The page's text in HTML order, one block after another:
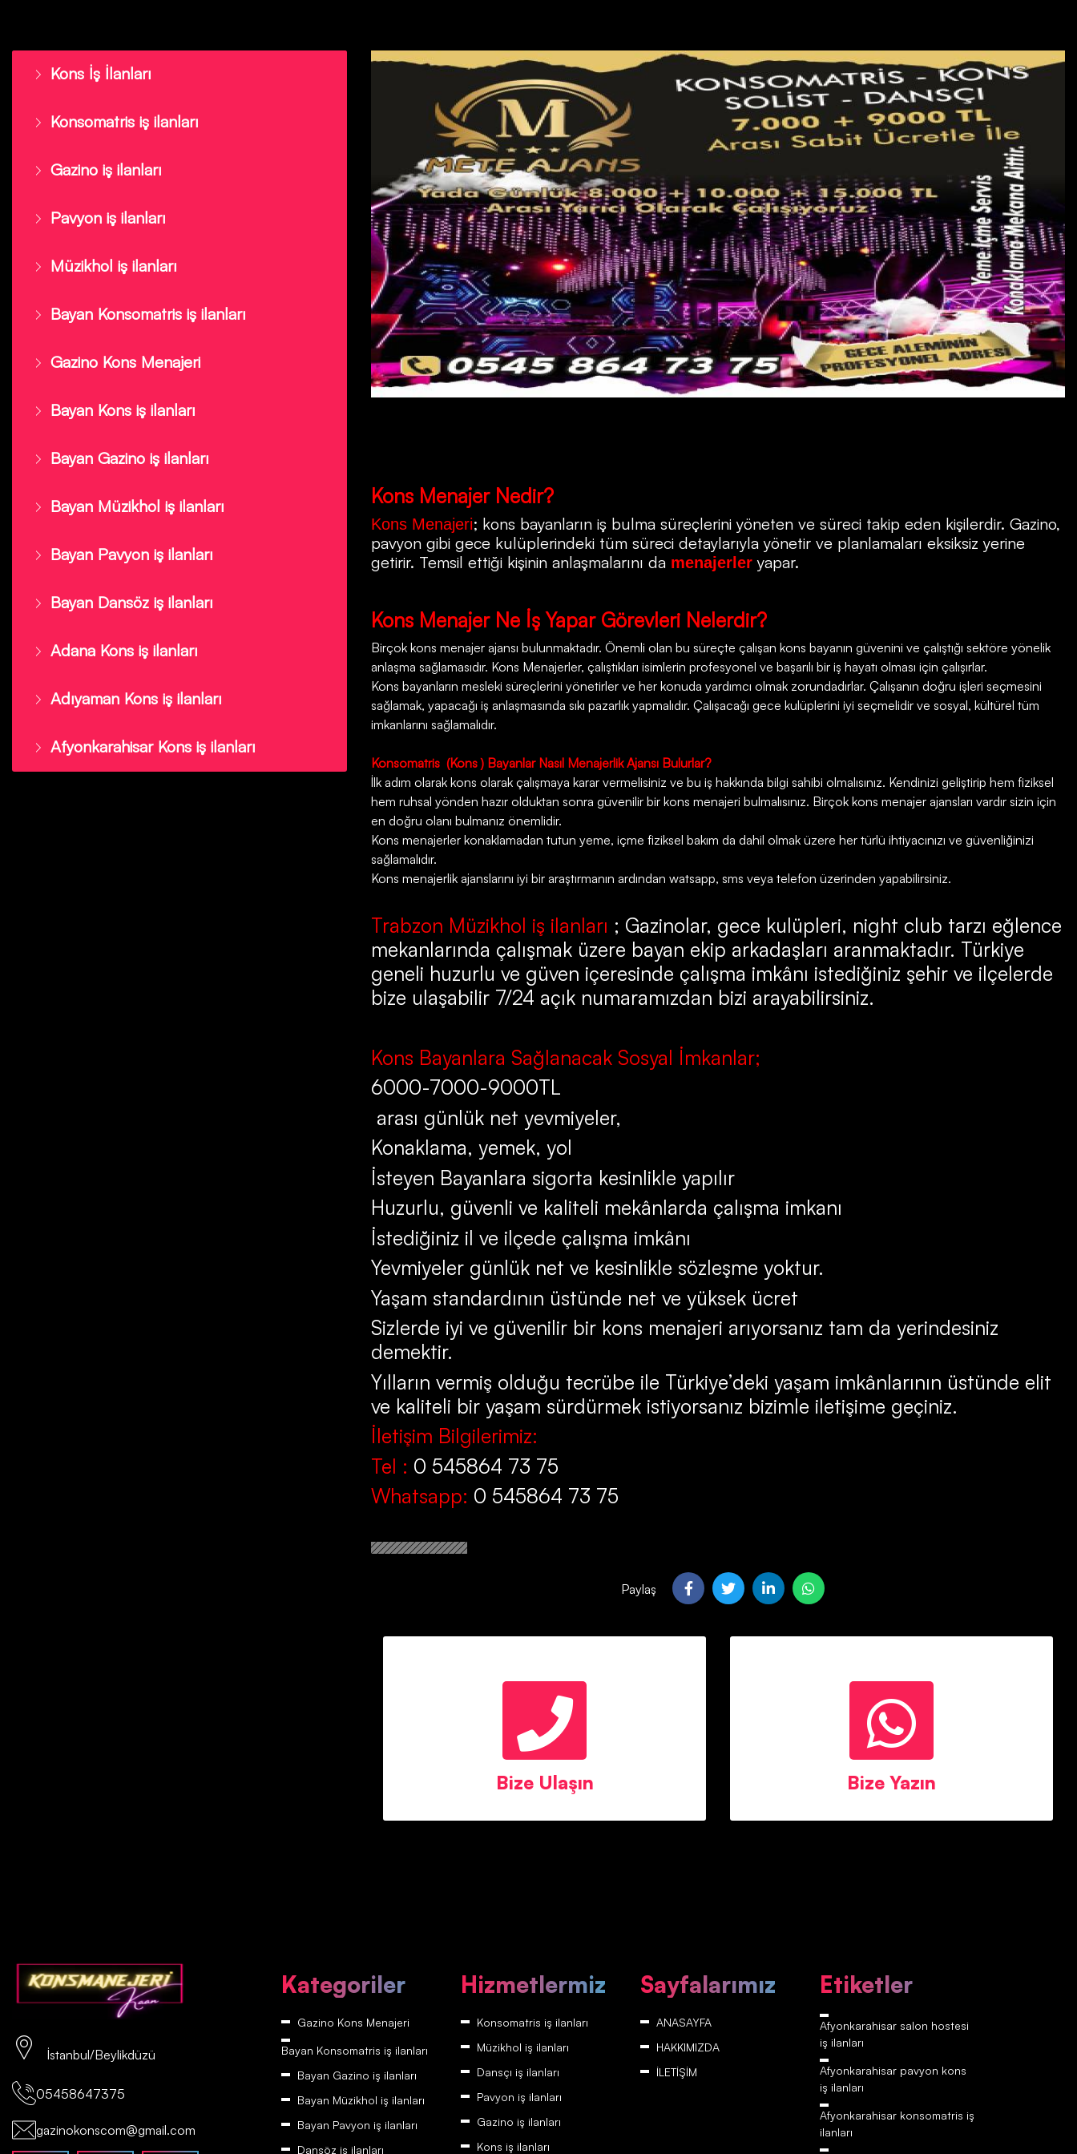
Kons İş İlanları
Konsomatris iş ilanları
Gazino iş ilanları
Pavyon iş ilanları
Müzikhol iş ilanları
Bayan Konsomatris iş ilanları
Gazino Kons Menajeri
Bayan Kons iş ilanları
Bayan Gazino iş ilanları
Bayan Müzikhol iş ilanları
Bayan Pavyon iş ilanları
Bayan Dansöz iş ilanları
Adana Kons iş ilanları
Adıyaman Kons iş ilanları
Afyonkarahisar Kons iş ilanları
Kons Menajer Nedir?
Kons Menajeri; kons bayanların iş bulma süreçlerini yöneten ve süreci takip eden kişilerdir. Gazino,
pavyon gibi gece kulüplerindeki tüm süreci detaylarıyla yönetir ve planlamaları eksiksiz yerine
getirir. Temsil ettiği kişinin anlaşmalarını da menajerler yapar.
Kons Menajer Ne İş Yapar Görevleri Nelerdir?
Birçok kons menajer ajansı bulunmaktadır. Önemli olan bu süreçte çalışan kons bayanın güvenini ve çalıştığı sektöre yönelik
anlaşma sağlamasıdır. Kons Menajerler, çalıştıkları isimlerin profesyonel ve başarılı bir iş hayatı olması için çalışırlar.
Kons bayanların mesleki süreçlerini yönetirler ve her konuda yardımcı olmak zorundadırlar. Çalışanın doğru işleri seçmesini
sağlamak, yapacağı iş anlaşmasında sıkı pazarlık yapmalıdır. Çalışacağı gece kulüplerini iyi seçmelidir ve sosyal, kültürel tüm
imkanlarını sağlamalıdır.
Konsomatris (Kons ) Bayanlar Nasıl Menajerlik Ajansı Bulurlar?
İlk adım olarak kons olarak çalışmaya karar vermelisiniz ve bu iş hakkında bilgi sahibi olmalısınız. Kendinizi geliştirip hem fiziksel
hem ruhsal yönden hazır olduktan sonra güvenilir bir kons menajeri bulmalısınız. Birçok kons menajer ajansları vardır sizin için
en doğru olanı bulmanız önemlidir.
Kons menajerler konaklamadan tutun yeme, içme fiziksel bakım da dahil olmak üzere her türlü ihtiyacınızı ve güvenliğinizi
sağlamalıdır.
Kons menajerlik ajanslarını iyi bir araştırmanın ardından watsapp, sms veya telefon üzerinden yapabilirsiniz.
Trabzon Müzikhol iş ilanları ; Gazinolar, gece kulüpleri, night club tarzı eğlence
mekanlarında çalışmak üzere bayan ekip arkadaşları aranmaktadır. Türkiye
geneli huzurlu ve güven içeresinde çalışma imkânı istediğiniz şehir ve ilçelerde
bize ulaşabilir 7/24 açık numaramızdan bizi arayabilirsiniz.
Kons Bayanlara Sağlanacak Sosyal İmkanlar;
6000-7000-9000TL
arası günlük net yevmiyeler,
Konaklama, yemek, yol
İsteyen Bayanlara sigorta kesinlikle yapılır
Huzurlu, güvenli ve kaliteli mekânlarda çalışma imkanı
İstediğiniz il ve ilçede çalışma imkânı
Yevmiyeler günlük net ve kesinlikle sözleşme yoktur.
Yaşam standardının üstünde net ve yüksek ücret
Sizlerde iyi ve güvenilir bir kons menajeri arıyorsanız tam da yerindesiniz
demektir.
Yılların vermiş olduğu tecrübe ile Türkiye’deki yaşam imkânlarının üstünde elit
ve kaliteli bir yaşam sürdürmek istiyorsanız bizimle iletişime geçiniz.
İletişim Bilgilerimiz:
Tel : 0 545864 73 75
Whatsapp: 0 545864 73 75
Paylaş
Bize Ulaşın Bize Yazın
İstanbul/Beylikdüzü
05458647375
gazinokonscom@gmail.com
Kategoriler
Gazino Kons Menajeri
Bayan Konsomatris iş ilanları
Bayan Gazino iş ilanları
Bayan Müzikhol iş ilanları
Bayan Pavyon iş ilanları
Dansöz iş ilanları
Hizmetlermiz
Konsomatris iş ilanları
Müzikhol iş ilanları
Dansçı iş ilanları
Pavyon iş ilanları
Gazino iş ilanları
Kons iş ilanları
Sayfalarımız
ANASAYFA
HAKKIMIZDA
İLETİŞİM
Etiketler
Afyonkarahisar‎‎‎‎ salon hostesi
iş ilanları
Afyonkarahisar‎‎‎‎ pavyon kons
iş ilanları
Afyonkarahisar‎‎‎‎ konsomatris iş
ilanları